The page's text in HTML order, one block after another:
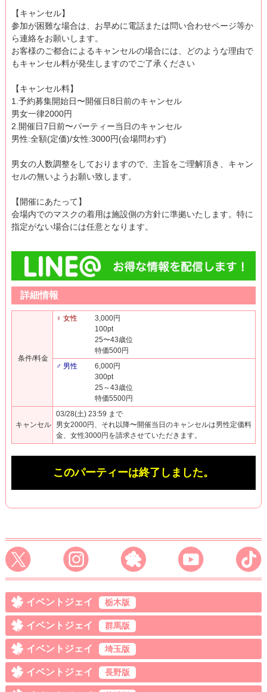
【キャンセル】
参加が困難な場合は、お早めに電話または問い合わせページ等か
ら連絡をお願いします。
お客様のご都合によるキャンセルの場合には、どのような理由で
もキャンセル料が発生しますのでご了承ください
【キャンセル料】
1.予約募集開始日〜開催日8日前のキャンセル
男女一律2000円
2.開催日7日前〜パーティー当日のキャンセル
男性:全額(定価)/女性:3000円(会場問わず)
男女の人数調整をしておりますので、主旨をご理解頂き、キャン
セルの無いようお願い致します。
【開催にあたって】
会場内でのマスクの着用は施設側の方針に準拠いたします。特に
指定がない場合には任意となります。
詳細情報
条件/料金
♀ 女性
3,000円
100pt
25〜43歳位
特価500円
♂ 男性
6,000円
300pt
25～43歳位
特価5500円
キャンセル
03/28(土) 23:59 まで
男女2000円、それ以降〜開催当日のキャンセルは男性定価料
金、女性3000円を請求させていただきます。
このパーティーは終了しました。
イベントジェイ 栃木版
イベントジェイ 群馬版
イベントジェイ 埼玉版
イベントジェイ 長野版